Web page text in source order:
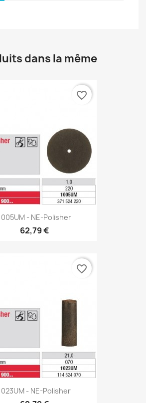
dans la même
- NE-Polisher
62,79 €
favorite_border
- NE-Polisher
favorite_border